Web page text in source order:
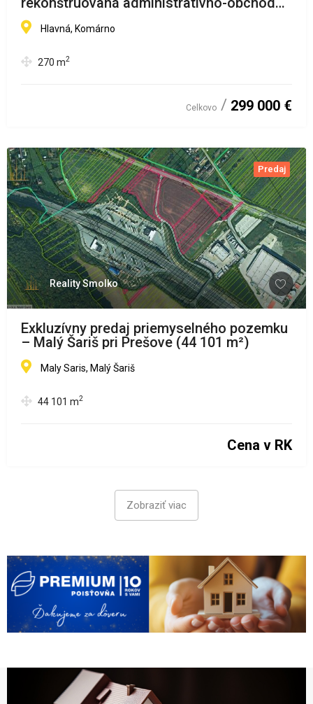
budova v Komárne
Hlavná, Komárno
270 m2
Celkovo 299 000 €
Predaj
Reality Smolko
Exkluzívny predaj priemyselného pozemku
– Malý Šariš pri Prešove (44 101 m²)
Maly Saris, Malý Šariš
44 101 m2
Cena v RK
Zobraziť viac